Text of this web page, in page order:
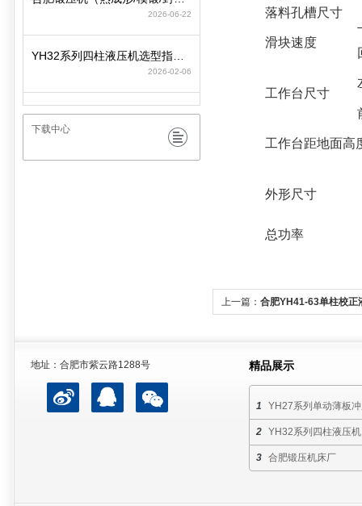
落料孔槽尺寸
滑块速度
工作台尺寸
工作台距地面高
外形尺寸
总功率
上一篇： 合肥YH41-63单柱校正
2026-06-22
2026-02-06
下载中心
地址：合肥市紫云路1288号 精品展示
YH27系列单动薄板
YH32系列四柱液压机
合肥锻压机床厂